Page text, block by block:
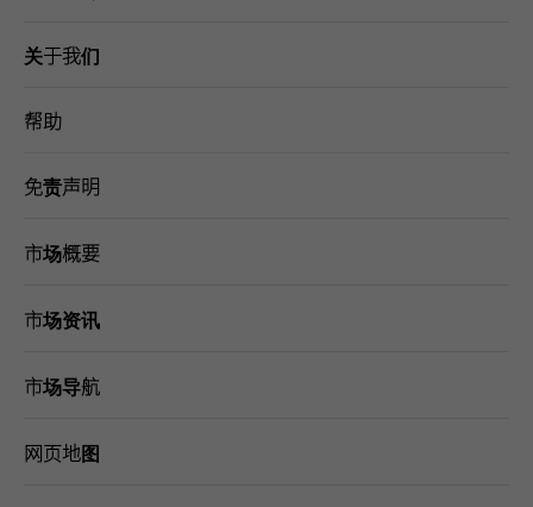
关于我们
帮助
免责声明
市场概要
市场资讯
市场导航
网页地图